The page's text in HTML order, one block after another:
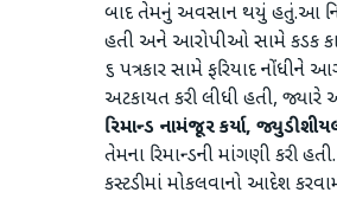
બાદ તેમનું અવસાન થયું હતું. ​આ
હતી અને આરોપીઓ સામે કડક
૬ પત્રકાર સામે ફરિયાદ નોંધીને
અટકાયત કરી લીધી હતી,
રિમાન્ડ નામંજૂર કર્યા,
તેમના રિમાન્ડની માંગણી કરી
કસ્ટડીમાં મોકલવાનો આદેશ